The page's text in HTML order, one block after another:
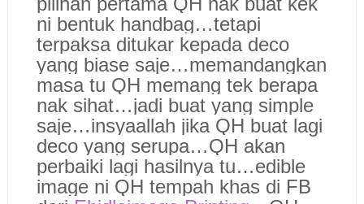
ni bentuk handbag…tetapi
terpaksa ditukar kepada deco
yang biase saje…memandangkan
masa tu QH memang tek berapa
nak sihat…jadi buat yang simple
saje…insyaallah jika QH buat lagi
deco yang serupa…QH akan
perbaiki lagi hasilnya tu…edible
image ni QH tempah khas di FB